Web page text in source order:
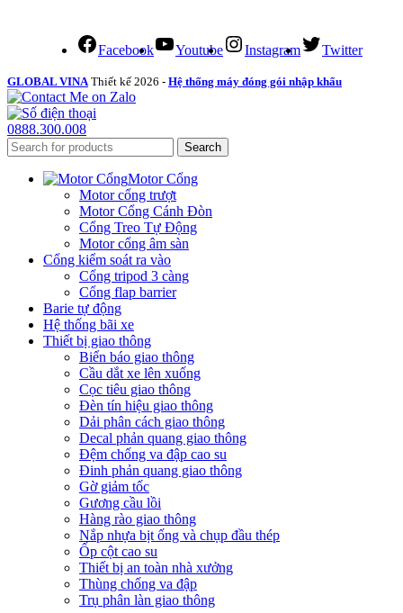
Facebook Youtube Instagram Twitter
GLOBAL VINA Thiết kế 2026 - Hệ thống máy đóng gói nhập khẩu
0888.300.008
Search
Motor Cổng
Motor cổng trượt
Motor Cổng Cánh Đòn
Cổng Treo Tự Động
Motor cổng âm sàn
Cổng kiểm soát ra vào
Cổng tripod 3 càng
Cổng flap barrier
Barie tự động
Hệ thống bãi xe
Thiết bị giao thông
Biển báo giao thông
Cầu dắt xe lên xuống
Cọc tiêu giao thông
Đèn tín hiệu giao thông
Dải phân cách giao thông
Decal phản quang giao thông
Đệm chống va đập cao su
Đinh phản quang giao thông
Gờ giảm tốc
Gương cầu lồi
Hàng rào giao thông
Nắp nhựa bịt ống và chụp đầu thép
Ốp cột cao su
Thiết bị an toàn nhà xưởng
Thùng chống va đập
Trụ phân làn giao thông